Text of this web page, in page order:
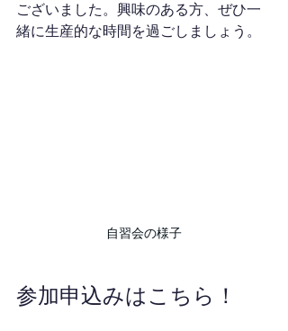
ございました。興味のある方、ぜひ一
緒に生産的な時間を過ごしましょう。
自習会の様子
参加申込みはこちら！